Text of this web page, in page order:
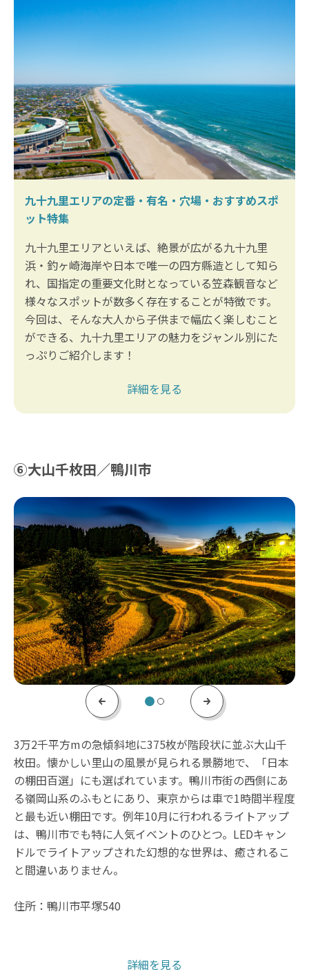
九十九里エリアの定番・有名・穴場・おすすめスポ
ット特集
九十九里エリアといえば、絶景が広がる九十九里
浜・釣ヶ崎海岸や日本で唯一の四方縣造として知ら
れ、国指定の重要文化財となっている笠森観音など
様々なスポットが数多く存在することが特徴です。
今回は、そんな大人から子供まで幅広く楽しむこと
ができる、九十九里エリアの魅力をジャンル別にた
っぷりご紹介します！
詳細を見る
⑥大山千枚田／鴨川市
Previous Next
3万2千平方mの急傾斜地に375枚が階段状に並ぶ大山千
枚田。懐かしい里山の風景が見られる景勝地で、「日本
の棚田百選」にも選ばれています。鴨川市街の西側にあ
る嶺岡山系のふもとにあり、東京からは車で1時間半程度
と最も近い棚田です。例年10月に行われるライトアップ
は、鴨川市でも特に人気イベントのひとつ。LEDキャン
ドルでライトアップされた幻想的な世界は、癒されるこ
と間違いありません。
住所：鴨川市平塚540
詳細を見る